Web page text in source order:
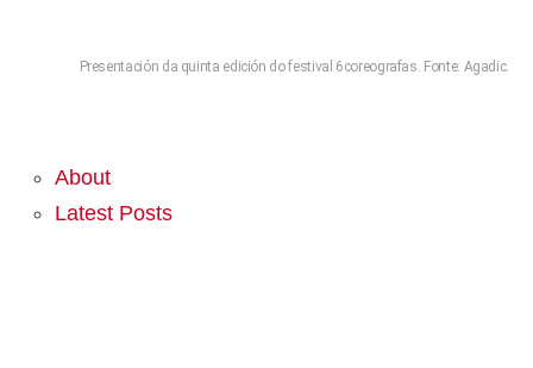
Presentación da quinta edición do festival 6coreografas. Fonte: Agadic.
About
Latest Posts